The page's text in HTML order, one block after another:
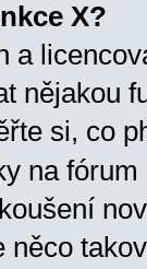
X?
a
nějakou
si, co
na